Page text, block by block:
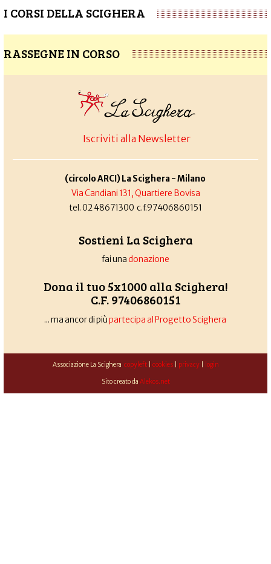
I CORSI DELLA SCIGHERA
RASSEGNE IN CORSO
Iscriviti alla Newsletter
(circolo ARCI) La Scighera - Milano
Via Candiani 131, Quartiere Bovisa
tel. 02 48671300 c.f.97406860151
Sostieni La Scighera
fai unadonazione
Dona il tuo 5x1000 alla Scighera!
C.F. 97406860151
... ma ancor di piùpartecipa al Progetto Scighera
Associazione La Scighera copyleft| cookies| privacy| login
Sito creato da Alekos.net